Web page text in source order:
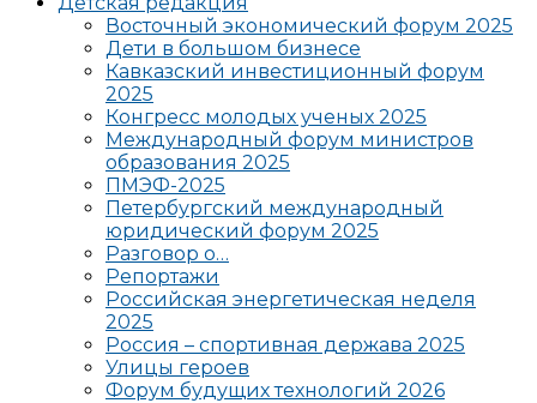
Восточный экономический форум 2025
Дети в большом бизнесе
Кавказский инвестиционный форум
2025
Конгресс молодых ученых 2025
Международный форум министров
образования 2025
ПМЭФ-2025
Петербургский международный
юридический форум 2025
Разговор о…
Репортажи
Российская энергетическая неделя
2025
Россия – спортивная держава 2025
Улицы героев
Форум будущих технологий 2026